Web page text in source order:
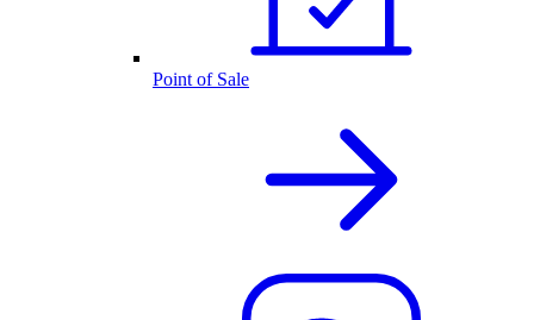
Point of Sale